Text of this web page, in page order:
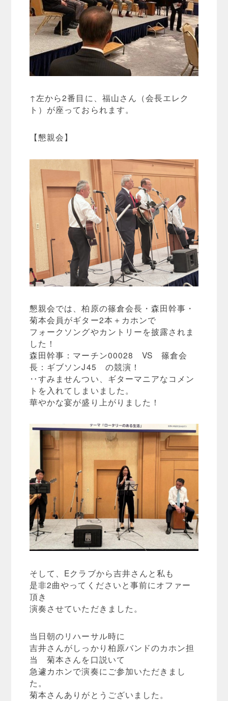
↑左から2番目に、福山さん（会長エレク
ト）が座っておられます。
【懇親会】
懇親会では、柏原の篠倉会長・森田幹事・
菊本会員がギター2本＋カホンで
フォークソングやカントリーを披露されま
した！
森田幹事：マーチン00028 VS 篠倉会
長：ギブソンJ45 の競演！
‥すみませんつい、ギターマニアなコメン
トを入れてしまいました。
華やかな宴が盛り上がりました！
そして、Eクラブから吉井さんと私も
是非2曲やってくださいと事前にオファー
頂き
演奏させていただきました。
当日朝のリハーサル時に
吉井さんがしっかり柏原バンドのカホン担
当 菊本さんを口説いて
急遽カホンで演奏にご参加いただきまし
た。
菊本さんありがとうございました。